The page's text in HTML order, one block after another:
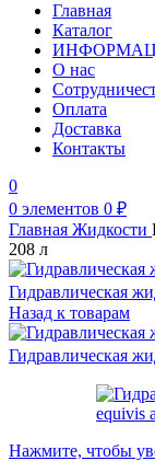
Главная
Каталог
О нас
Оплата
Доставка
Контакты
0
0 элементов 0 ₽
Главная Жидкости
208 л
Гидравлическая
Назад к товарам
Гидравлическая
Нажмите, чтобы